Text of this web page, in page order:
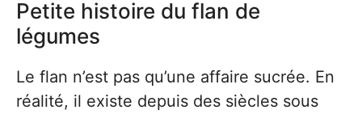
Petite histoire du flan de
légumes
Le flan n’est pas qu’une affaire sucrée. En
réalité, il existe depuis des siècles sous